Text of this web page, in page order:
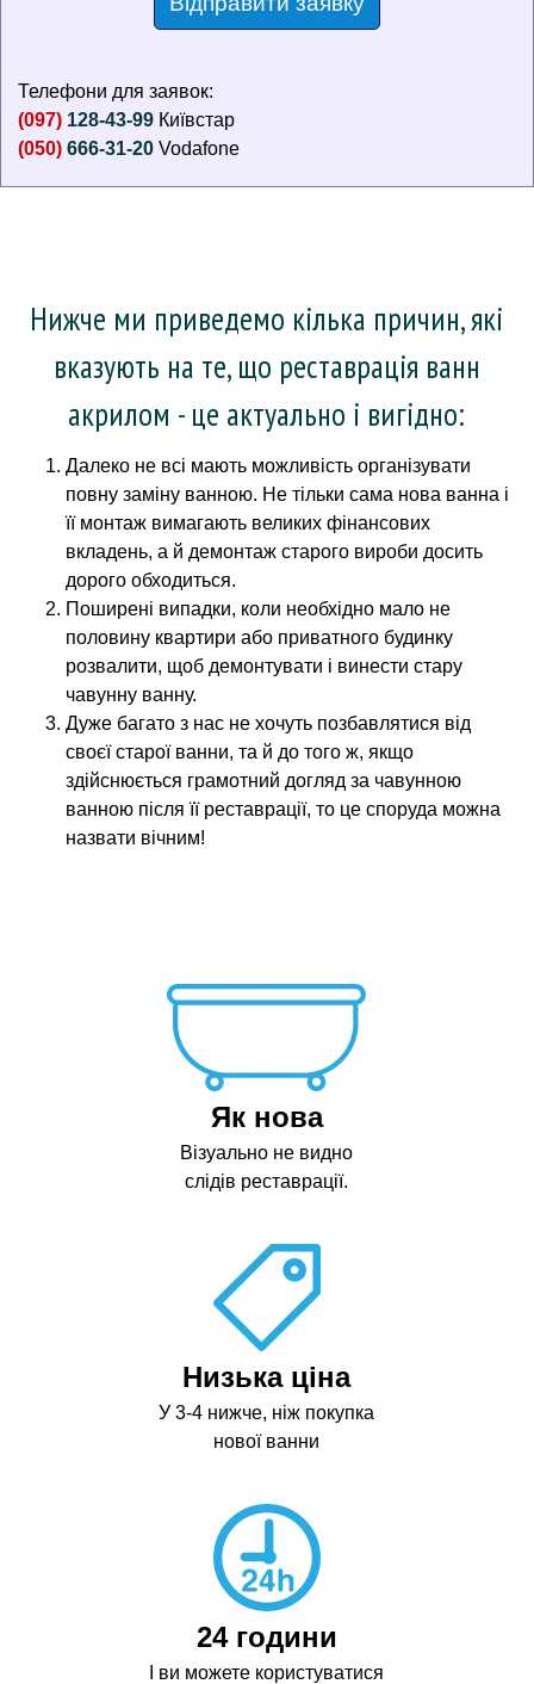
Телефони для заявок:
(097) 128-43-99 Київстар
(050) 666-31-20 Vodafone
Нижче ми приведемо кілька причин, які
вказують на те, що реставрація ванн
акрилом - це актуально і вигідно:
Далеко не всі мають можливість організувати
повну заміну ванною. Не тільки сама нова ванна і
її монтаж вимагають великих фінансових
вкладень, а й демонтаж старого вироби досить
дорого обходиться.
Поширені випадки, коли необхідно мало не
половину квартири або приватного будинку
розвалити, щоб демонтувати і винести стару
чавунну ванну.
Дуже багато з нас не хочуть позбавлятися від
своєї старої ванни, та й до того ж, якщо
здійснюється грамотний догляд за чавунною
ванною після її реставрації, то це споруда можна
назвати вічним!
Як нова
Візуально не видно
слідів реставрації.
Низька ціна
У 3-4 нижче, ніж покупка
нової ванни
24 години
І ви можете користуватися